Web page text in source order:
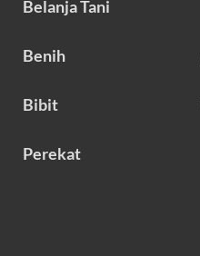
Belanja Tani
Benih
Bibit
Perekat